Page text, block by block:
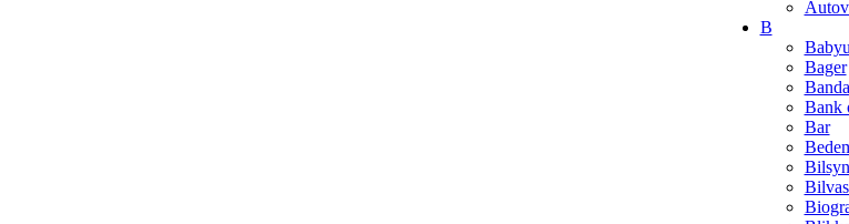
B
Bager
Bank
Bar
Bilsyn